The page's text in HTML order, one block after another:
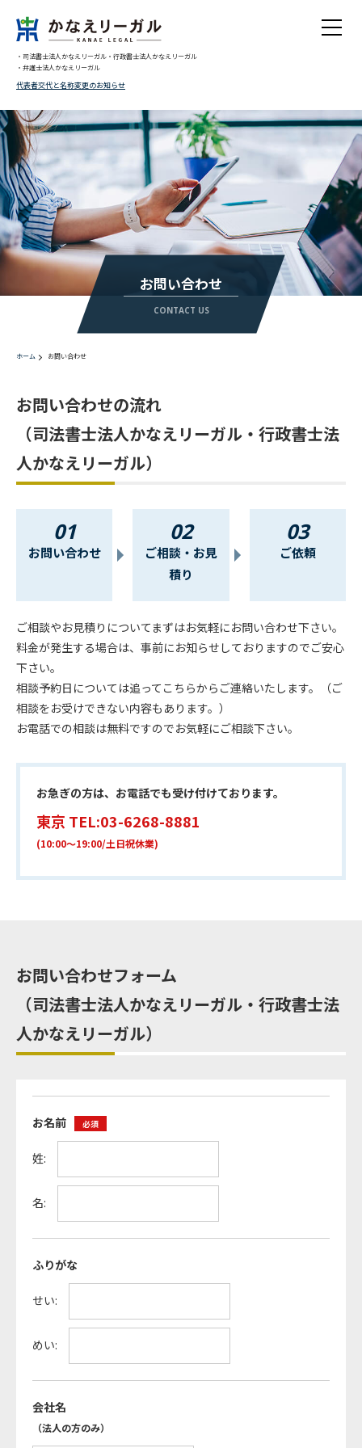
・司法書士法人かなえリーガル ・行政書士法人かなえリーガル
・弁護士法人かなえリーガル
代表者交代と名称変更のお知らせ
お問い合わせ
CONTACT US
ホーム お問い合わせ
お問い合わせの流れ
（司法書士法人かなえリーガル・行政書士法
人かなえリーガル）
お問い合わせ
ご相談・お見
積り
ご依頼
ご相談やお見積りについてまずはお気軽にお問い合わせ下さい。
料金が発生する場合は、事前にお知らせしておりますのでご安心
下さい。
相談予約日については追ってこちらからご連絡いたします。（ご
相談をお受けできない内容もあります。）
お電話での相談は無料ですのでお気軽にご相談下さい。
お急ぎの方は、お電話でも受け付けております。
東京 TEL:03-6268-8881
(10:00～19:00/土日祝休業)
お問い合わせフォーム
（司法書士法人かなえリーガル・行政書士法
人かなえリーガル）
お名前 必須
姓:
名:
ふりがな
せい:
めい:
会社名
（法人の方のみ）